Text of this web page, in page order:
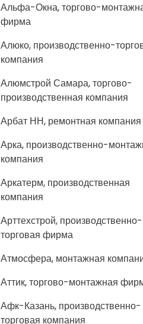
Альфа-Окна, торгово-
фирма
Алюко, производственно-
компания
Алюмстрой Самара, торгово-
производственная компания
Арбат НН, ремонтная компания
Арка, производственно-
компания
Аркатерм, производственная
компания
Арттехстрой, производственно-
торговая фирма
Атмосфера, монтажная
Аттик, торгово-монтажная
Афк-Казань, производственно-
торговая компания